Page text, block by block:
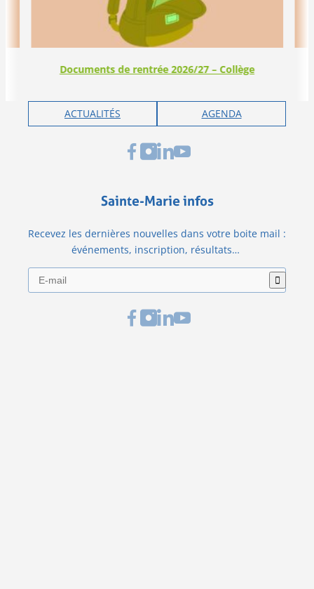
Documents de rentrée 2026/27 – Collège
ACTUALITÉS AGENDA
Sainte-Marie infos
Recevez les dernières nouvelles dans votre boite mail :
événements, inscription, résultats…
